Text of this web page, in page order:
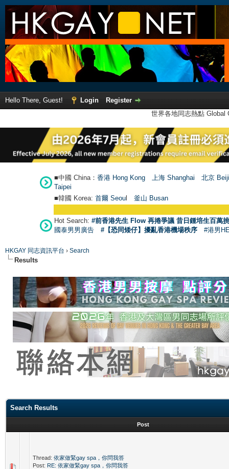
Hello There, Guest! Login
Register
世界各地同志熱點
■中國 China： 香港 Hong Kong 上海 Shanghai
北京
Taipei
■韓國 Korea: 首爾 Seoul 釜山 Busan
Hot Search: #前香港先生 Flow 再捲爭議 昔日鍾培生百萬
國泰男男廣告
#【恐同矮仔】擾亂香港機場秩序 #港男
HKGAY 同志資訊平台 › Search
Results
Search Results
Post
Thread: 依家做緊gay spa，你問我答
Post: RE: 依家做緊gay spa，你問我答